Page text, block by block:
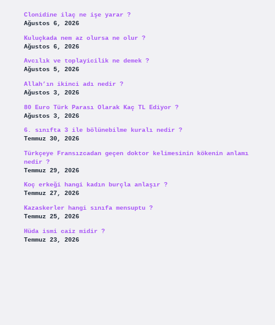
Clonidine ilaç ne işe yarar ?
Ağustos 6, 2026
Kuluçkada nem az olursa ne olur ?
Ağustos 6, 2026
Avcılık ve toplayicilik ne demek ?
Ağustos 5, 2026
Allah’ın ikinci adı nedir ?
Ağustos 3, 2026
80 Euro Türk Parası Olarak Kaç TL Ediyor ?
Ağustos 3, 2026
6. sınıfta 3 ile bölünebilme kuralı nedir ?
Temmuz 30, 2026
Türkçeye Fransızcadan geçen doktor kelimesinin kökenin anlamı
nedir ?
Temmuz 29, 2026
Koç erkeği hangi kadın burçla anlaşır ?
Temmuz 27, 2026
Kazaskerler hangi sınıfa mensuptu ?
Temmuz 25, 2026
Hüda ismi caiz midir ?
Temmuz 23, 2026